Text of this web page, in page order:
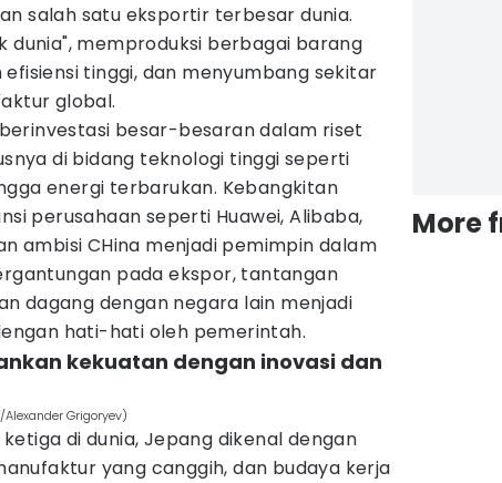
salah satu eksportir terbesar dunia.
dunia", memproduksi berbagai barang
tinggi, dan menyumbang sekitar
global.
besar-besaran dalam riset
di bidang teknologi tinggi seperti
energi terbarukan. Kebangkitan
perusahaan seperti Huawei, Alibaba,
ambisi CHina menjadi pemimpin dalam
pada ekspor, tantangan
dagang dengan negara lain menjadi
hati-hati oleh pemerintah.
kekuatan dengan inovasi dan
Grigoryev)
di dunia, Jepang dikenal dengan
yang canggih, dan budaya kerja
More